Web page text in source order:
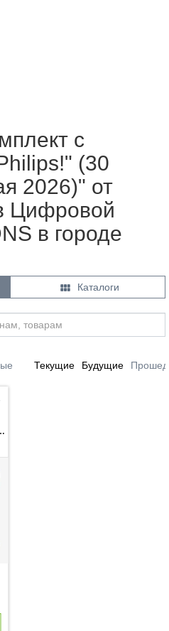
с
(30
2026)" от
Цифровой
в городе
 Каталоги
Текущие Будущие
Philips!"